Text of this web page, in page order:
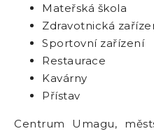
Mateřská škola
Zdravotnická
Sportovní zařízení
Restaurace
Kavárny
Přístav
Centrum Umagu,